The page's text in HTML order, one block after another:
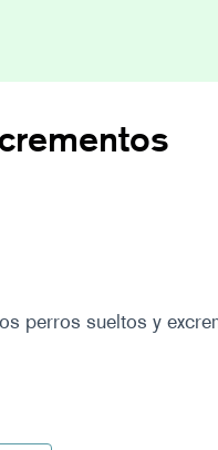
perros sueltos y